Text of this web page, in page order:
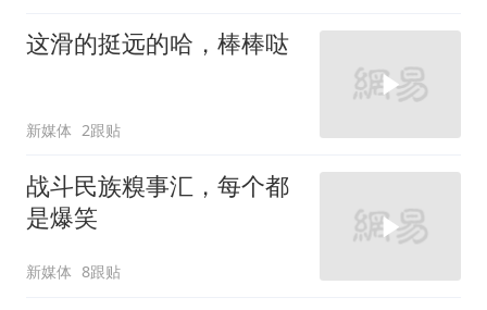
这滑的挺远的哈，棒棒哒
新媒体 2跟贴
战斗民族糗事汇，每个都
是爆笑
新媒体 8跟贴